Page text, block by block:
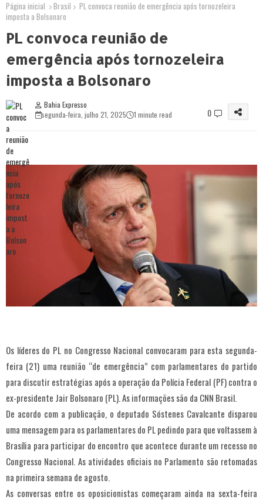
Página inicial Brasil
PL convoca reunião de emergência após tornozeleira
imposta a Bolsonaro
PL convoca reunião de
emergência após tornozeleira
imposta a Bolsonaro
Bahia Expresso
segunda-feira, julho 21, 2025
1 minute read 0
Os líderes do PL no Congresso Nacional convocaram para esta segunda-
feira (21) uma reunião “de emergência” com parlamentares do partido
para discutir estratégias após a operação da Polícia Federal (PF) contra o
ex-presidente Jair Bolsonaro (PL). As informações são da CNN Brasil.
De acordo com a publicação, o deputado Sóstenes Cavalcante disparou
uma mensagem para os parlamentares do PL pedindo para que voltassem à
Brasília para participar do encontro que acontece durante um recesso no
Congresso Nacional. As atividades oficiais no Parlamento são retomadas
na primeira semana de agosto.
As conversas entre os oposicionistas começaram ainda na sexta-feira